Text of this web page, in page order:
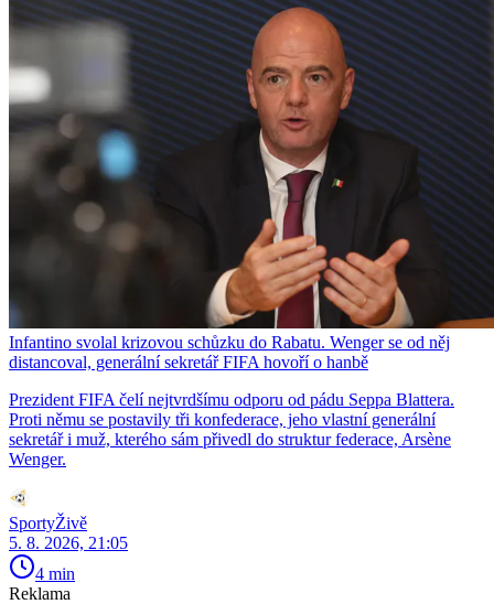
Infantino svolal krizovou schůzku do Rabatu. Wenger se od něj
distancoval, generální sekretář FIFA hovoří o hanbě
Prezident FIFA čelí nejtvrdšímu odporu od pádu Seppa Blattera.
Proti němu se postavily tři konfederace, jeho vlastní generální
sekretář i muž, kterého sám přivedl do struktur federace, Arsène
Wenger.
SportyŽivě
5. 8. 2026, 21:05
4 min
Reklama